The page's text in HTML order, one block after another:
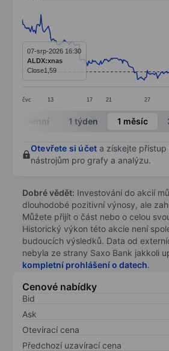
Line chart with 283 data points.
The chart has 1 X axis
The chart has 1 Y axis
čvc 13 17 21 27
07-srp-2026 16:30
ALDX:xnas
Close1,59
End of interactive chart.
Intradenní 1 týden 1 měsíc
Otevřete si účet a získejte
nástrojům pro grafy a analýzu.
Dobré vědět: Investování do akcií
dlouhodobé pozitivní výnosy, ale
Můžete přijít o část nebo o celou
Historický výkon této akcie není
budoucích výsledků. Data od
nebyla ze strany Saxo Bank jakkoli
kompletní prohlášení o datech.
Cenové nabídky
Bid
Ask
Otevírací cena
Předchozí uzavírací cena